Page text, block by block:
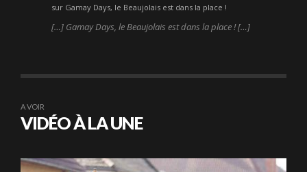
sur Gamay Days, le Beaujolais est dans la place !
[…] Gamay Days, le Beaujolais est dans la place ! […]
A VOIR
VIDÉO À LA UNE